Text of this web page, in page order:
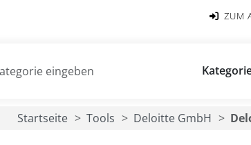
ZUM
Startseite Tools Deloitte GmbH